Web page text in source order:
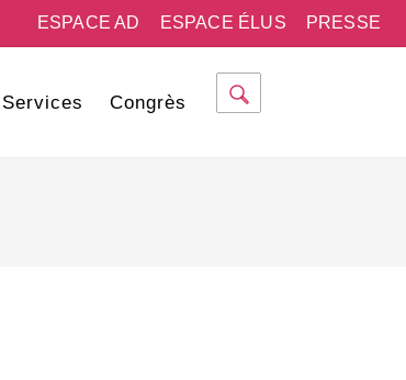
PRESSE
ESPACE ÉLUS
ESPACE AD
Services Congrès